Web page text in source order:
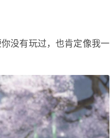
没有玩过，也肯定像我一